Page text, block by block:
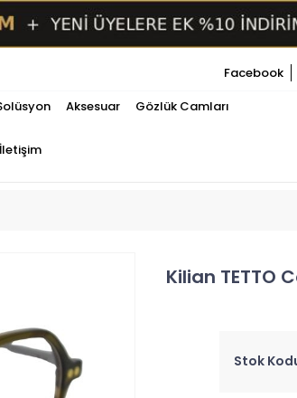
Facebook
Aksesuar Gözlük Camları
İletişim
Kilian TETTO
Stok